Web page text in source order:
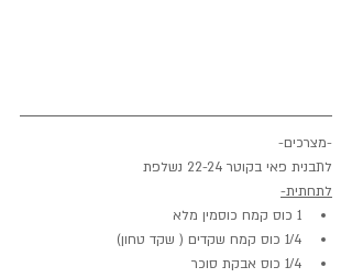
-מצרכים-
לתבנית פאי בקוטר 22-24 נשלפת
לתחתית-
1 כוס קמח כוסמין מלא
1/4 כוס קמח שקדים ( שקד טחון)
1/4 כוס אבקת סוכר